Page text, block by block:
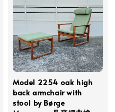
Model 2254 oak high
back armchair with
stool by Børge